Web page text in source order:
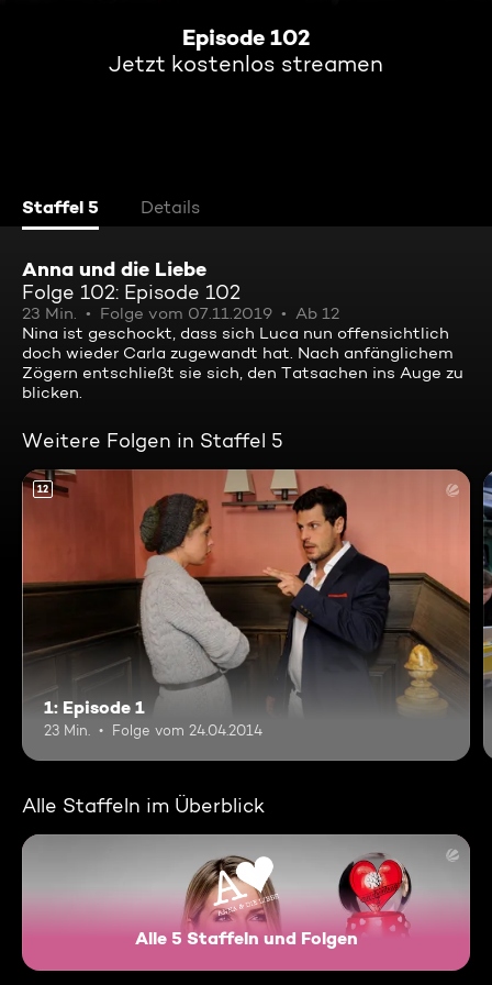
Episode 102
Jetzt kostenlos streamen
Staffel 5 Details
Anna und die Liebe
Folge 102: Episode 102
23 Min. Folge vom 07.11.2019
Ab 12
Nina ist geschockt, dass sich Luca nun offensichtlich
doch wieder Carla zugewandt hat. Nach anfänglichem
Zögern entschließt sie sich, den Tatsachen ins Auge zu
blicken.
Weitere Folgen in Staffel 5
12
1: Episode 1
23 Min. Folge vom 24.04.2014
Alle Staffeln im Überblick
Alle 5 Staffeln und Folgen